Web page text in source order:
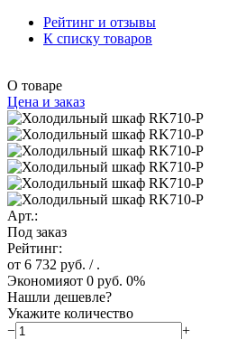
Рейтинг и отзывы
К списку товаров
О товаре
Цена и заказ
Арт.:
Под заказ
Рейтинг:
от 6 732 руб. / .
Экономияот 0 руб. 0%
Нашли дешевле?
Укажите количество
−
+